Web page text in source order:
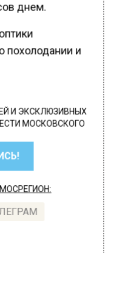
днем.
похолодании и
И ЭКСКЛЮЗИВНЫХ
МОСКОВСКОГО